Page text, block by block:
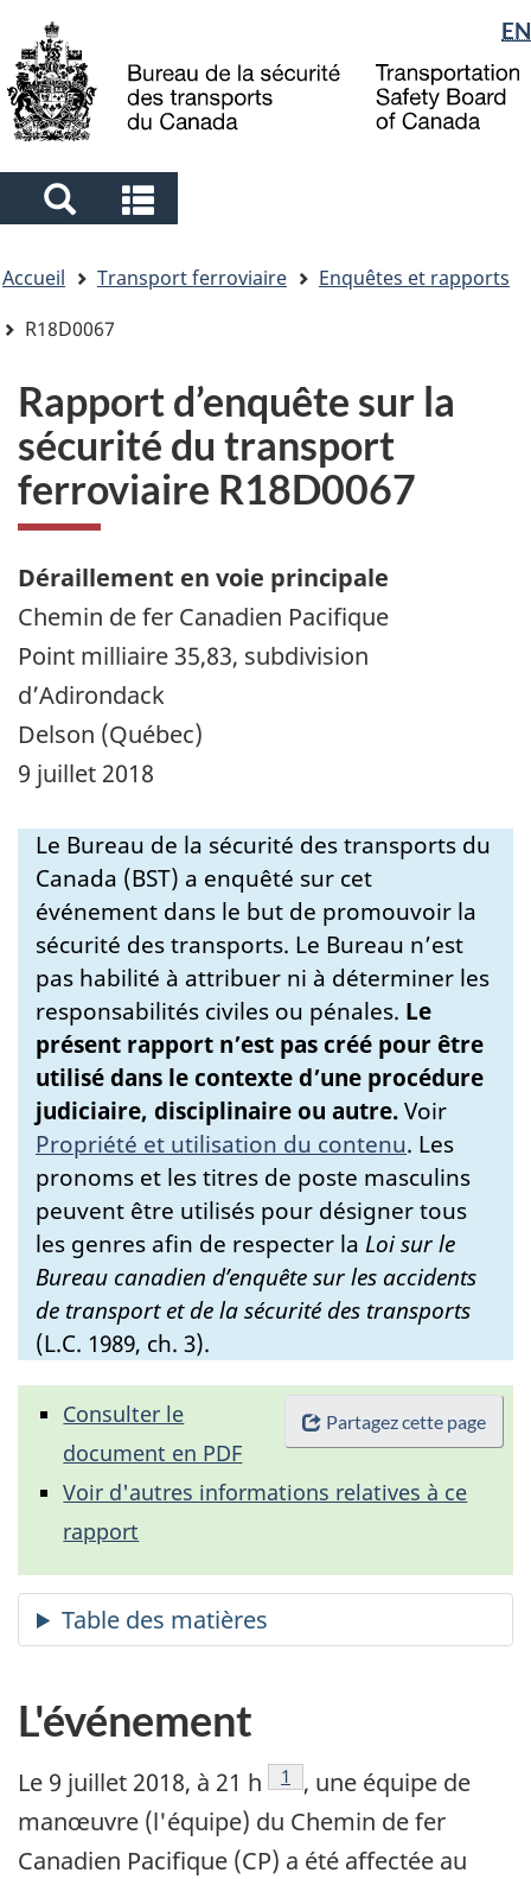
to
main
to
"About
government"
à
la
Sélection
de
la
langue
EN
Search
and
menus
and
menus
êtes
ici
Accueil Transport ferroviaire
Enquêtes et rapports
R18D0067
Rapport d’enquête sur la
sécurité du transport
ferroviaire R18D0067
Déraillement en voie principale
Chemin de fer Canadien Pacifique
Point milliaire 35,83, subdivision
d’Adirondack
Delson (Québec)
9 juillet 2018
Le Bureau de la sécurité des transports du
Canada (BST) a enquêté sur cet
événement dans le but de promouvoir la
sécurité des transports. Le Bureau n’est
pas habilité à attribuer ni à déterminer les
responsabilités civiles ou pénales. Le
présent rapport n’est pas créé pour être
utilisé dans le contexte d’une procédure
judiciaire, disciplinaire ou autre.Voir
Propriété et utilisation du contenu. Les
pronoms et les titres de poste masculins
peuvent être utilisés pour désigner tous
les genres afin de respecter la Loi sur le
Bureau canadien d’enquête sur les accidents
de transport et de la sécurité des transports
(L.C. 1989, ch. 3).
Partagez cette page
Consulter le
document en PDF
Voir d'autres informations relatives à ce
rapport
L'événement
Le 9 juillet 2018, à 21 h Note de bas de page
1
, une équipe de
manœuvre (l'équipe) du Chemin de fer
Canadien Pacifique (CP) a été affectée au